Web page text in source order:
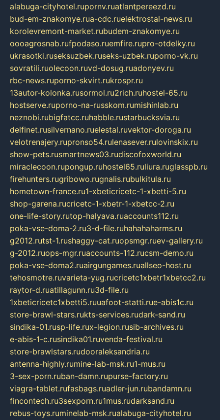
alabuga-cityhotel.rupornv.ruatlantpereezd.ru
bud-em-znakomye.rua-cdc.ruelektrostal-news.ru
korolevremont-market.rubudem-znakomye.ru
oooagrosnab.rufpodaso.ruemfire.rupro-otdelky.ru
ukrasotki.ruseksuzbek.ruseks-uzbek.ruporno-vk.ru
sovratili.ruolecoon.ruvd-dosug.ruadonyev.ru
rbc-news.ruporno-skvirt.rukrospr.ru
13autor-kolonka.rusormol.ru2rich.ruhostel-65.ru
hostserve.ruporno-na-russkom.rumishinlab.ru
neznobi.rubigfatcc.ruhabble.rustarbucksvia.ru
delfinet.rusilvernano.ruelestal.ruvektor-doroga.ru
velotrenajery.rupronso54.rulenasever.rulovinskix.ru
show-pets.rusmartnews03.rudiscofoxworld.ru
miraclecoon.rupongup.ruhostel65.ruliura.ruglasspb.ru
firehunters.rugribowo.rugnalis.rubulkitula.ru
hometown-france.ru1-xbeticricetc-1-xbetti-5.ru
shop-garena.rucricetc-1-xbetr-1-xbetcc-2.ru
one-life-story.rutop-halyava.ruaccounts112.ru
poka-vse-doma-2.ru3-d-file.ruhahahaharms.ru
g2012.rutst-1.rushaggy-cat.ruopsmgr.ruev-gallery.ru
g-2012.ruops-mgr.ruaccounts-112.rucsm-demo.ru
poka-vse-doma2.ruairgungames.ruallseo-host.ru
tehosmotre.ruvarieta-yug.rucricetc1xbetr1xbetcc2.ru
raytor-d.ruatillagunn.ru3d-file.ru
1xbeticricetc1xbetti5.ruuafoot-statti.rue-abis1c.ru
store-brawl-stars.rukts-services.rudark-sand.ru
sindika-01.rusp-life.rux-legion.rusib-archives.ru
e-abis-1-c.rusindika01.ruvenda-festival.ru
store-brawlstars.rudooraleksandria.ru
antenna-highly.rumine-lab-msk.ru1-mus.ru
3-sex-porn.ruban-damn.rupurse-factory.ru
viagra-tablet.rufasbags.ruadler-jun.rubandamn.ru
fincontech.ru3sexporn.ru1mus.rudarksand.ru
rebus-toys.ruminelab-msk.rualabuga-cityhotel.ru